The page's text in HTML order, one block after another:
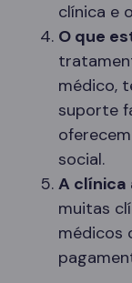
clínica e
O que
médico,
suporte
social.
A clínica
muitas
médicos